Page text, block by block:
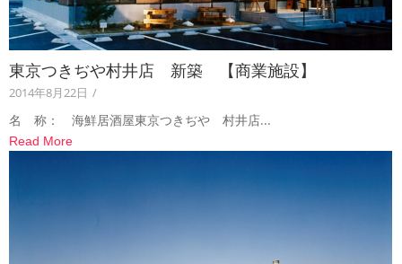
東京つきぢや村井店 新築 【商業施設】
2014年8月22日 /
名 称： 海鮮居酒屋東京つきぢや 村井店...
Read More